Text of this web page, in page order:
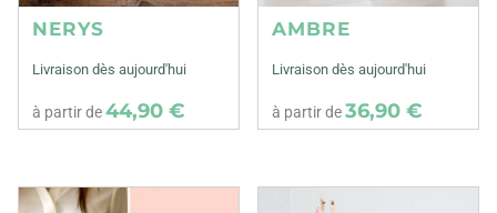
NERYS
Livraison dès aujourd'hui
à partir de44,90 €
AMBRE
Livraison dès aujourd'hui
à partir de36,90 €